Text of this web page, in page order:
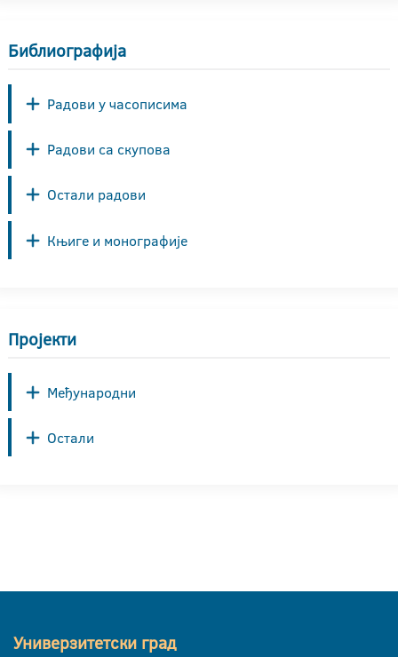
Библиографија
Радови у часописима
Радови са скупова
Остали радови
Књиге и монографије
Пројекти
Међународни
Остали
Универзитетски град